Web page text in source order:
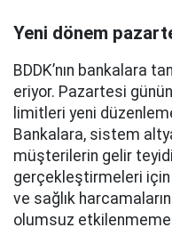
Yeni dönem
BDDK’nın bankalara
eriyor. Pazartesi
limitleri yeni
Bankalara, sistem
müşterilerin gelir
gerçekleştirmeleri için
ve sağlık
olumsuz